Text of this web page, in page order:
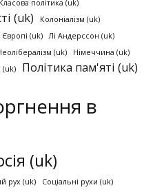
Класова політика (uk)
(uk)
Колоніалізм (uk)
Європі (uk) Лі Андерссон (uk)
(uk)
Німеччина (uk)
(uk) Політика пам'яті (uk)
в
(uk)
рух (uk)
Соціальні рухи (uk)